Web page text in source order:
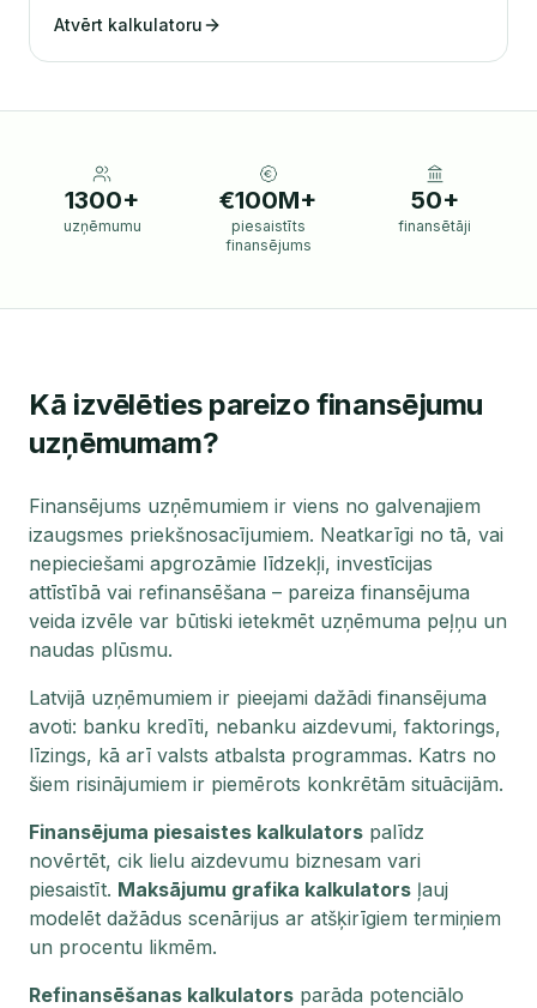
Atvērt kalkulatoru
1300+
uzņēmumu
€100M+
piesaistīts
finansējums
50+
finansētāji
Kā izvēlēties pareizo finansējumu
uzņēmumam?
Finansējums uzņēmumiem ir viens no galvenajiem
izaugsmes priekšnosacījumiem. Neatkarīgi no tā, vai
nepieciešami apgrozāmie līdzekļi, investīcijas
attīstībā vai refinansēšana – pareiza finansējuma
veida izvēle var būtiski ietekmēt uzņēmuma peļņu un
naudas plūsmu.
Latvijā uzņēmumiem ir pieejami dažādi finansējuma
avoti: banku kredīti, nebanku aizdevumi, faktorings,
līzings, kā arī valsts atbalsta programmas. Katrs no
šiem risinājumiem ir piemērots konkrētām situācijām.
Finansējuma piesaistes kalkulators palīdz
novērtēt, cik lielu aizdevumu biznesam vari
piesaistīt. Maksājumu grafika kalkulators ļauj
modelēt dažādus scenārijus ar atšķirīgiem termiņiem
un procentu likmēm.
Refinansēšanas kalkulators parāda potenciālo